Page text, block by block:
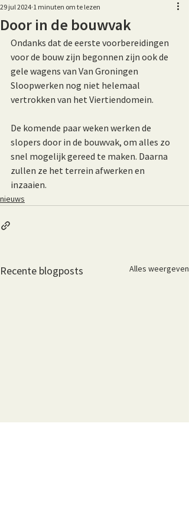
Door in de bouwvak
29 jul 2024 1 minuten om te lezen
Ondanks dat de eerste voorbereidingen
voor de bouw zijn begonnen zijn ook de
gele wagens van Van Groningen
Sloopwerken nog niet helemaal
vertrokken van het Viertiendomein.
De komende paar weken werken de
slopers door in de bouwvak, om alles zo
snel mogelijk gereed te maken. Daarna
zullen ze het terrein afwerken en
inzaaien.
nieuws
Recente blogposts Alles weergeven